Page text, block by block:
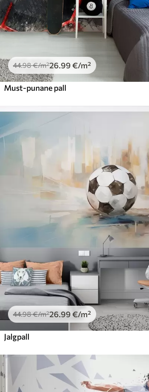
44.98€/m²26 .99 €/m²
Must-punane pall
44.98€/m²26.99 €/m²
Jalgpall